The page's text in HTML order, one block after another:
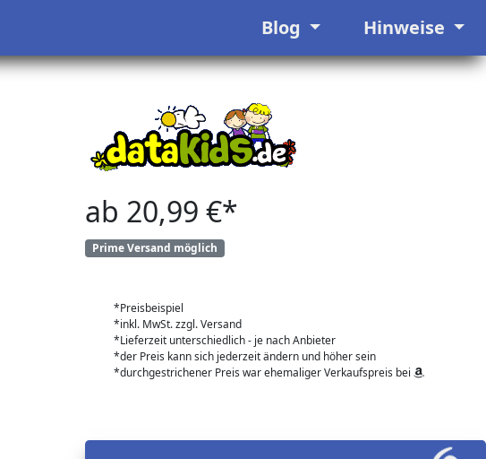
Blog Hinweise
ab 20,99 €*
Prime Versand möglich
*Preisbeispiel
*inkl. MwSt. zzgl. Versand
*Lieferzeit unterschiedlich - je nach Anbieter
*der Preis kann sich jederzeit ändern und höher sein
*durchgestrichener Preis war ehemaliger Verkaufspreis bei